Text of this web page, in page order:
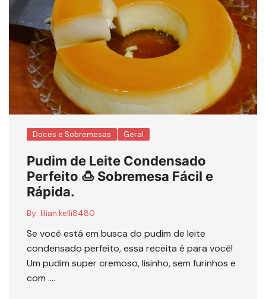
Doces e Sobremesas Geral
Pudim de Leite Condensado
Perfeito 🍮 Sobremesa Fácil e
Rápida.
By: lilian.kelli8480
Se você está em busca do pudim de leite
condensado perfeito, essa receita é para você!
Um pudim super cremoso, lisinho, sem furinhos e
com ….